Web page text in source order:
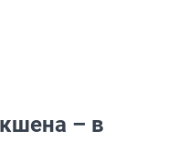
– в